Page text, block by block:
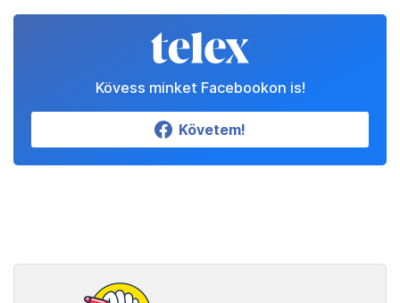
Kövess minket Facebookon is!
Követem!